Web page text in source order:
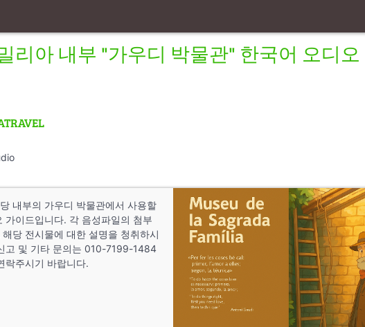
리아 내부 "가우디 박물관" 한국어 오디오
내부의 가우디 박물관에서 사용할
가이드입니다. 각 음성파일의 첨부
당 전시물에 대한 설명을 청취하시
고 및 기타 문의는 010-7199-1484
락주시기 바랍니다.